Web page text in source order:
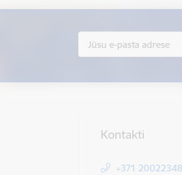
Kontakti
+371 20022348